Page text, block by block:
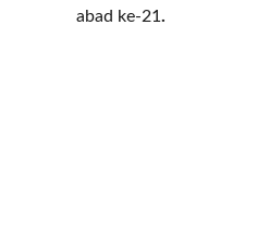
abad ke-21 .